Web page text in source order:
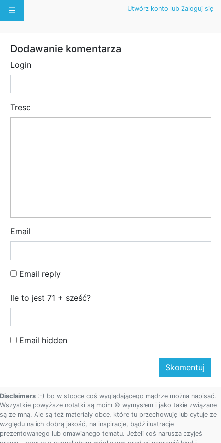
☰ Utwórz konto lub Zaloguj się
Dodawanie komentarza
Login
Tresc
Email
Email reply
Ile to jest 71 + sześć?
Email hidden
Disclaimers :-) bo w stopce coś wyglądającego mądrze można napisać.
Wszystkie powyższe notatki są moim © wymysłem i jako takie związane
są ze mną. Ale są też materiały obce, które tu przechowuję lub cytuje ze
względu na ich dobrą jakość, na inspiracje, bądź ilustracje
prezentowanego lub omawianego tematu. Jeżeli coś narusza czyjeś